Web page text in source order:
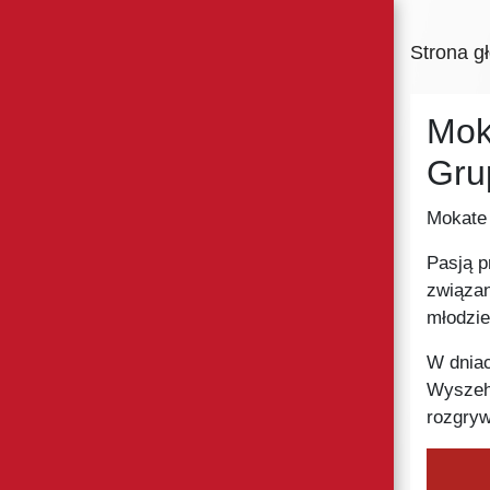
Strona
Pasją
W